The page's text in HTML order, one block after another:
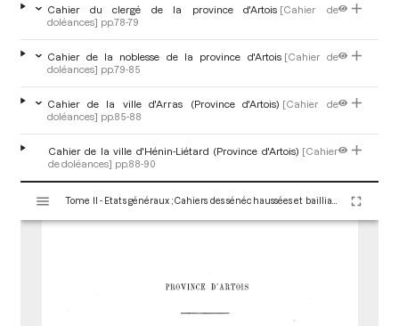
Cahier du clergé de la province d'Artois [Cahier de
doléances] pp.78-79
Cahier de la noblesse de la province d'Artois [Cahier de
doléances] pp.79-85
Cahier de la ville d'Arras (Province d'Artois) [Cahier de
doléances] pp.85-88
Cahier de la ville d'Hénin-Liétard (Province d'Artois) [Cahier
de doléances] pp.88-90
s